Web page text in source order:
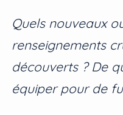
Quels nouveaux
renseignements
découverts ? De
équiper pour de